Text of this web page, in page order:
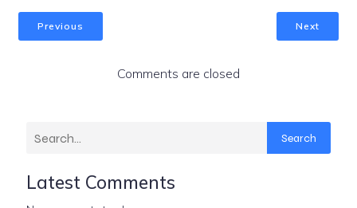
Previous Next
Comments are closed
Search
Latest Comments